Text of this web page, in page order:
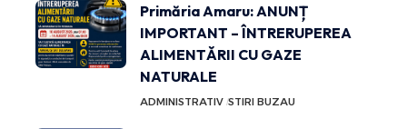
Primăria Amaru: ANUNȚ
IMPORTANT – ÎNTRERUPEREA
ALIMENTĂRII CU GAZE
NATURALE
ADMINISTRATIV STIRI BUZAU